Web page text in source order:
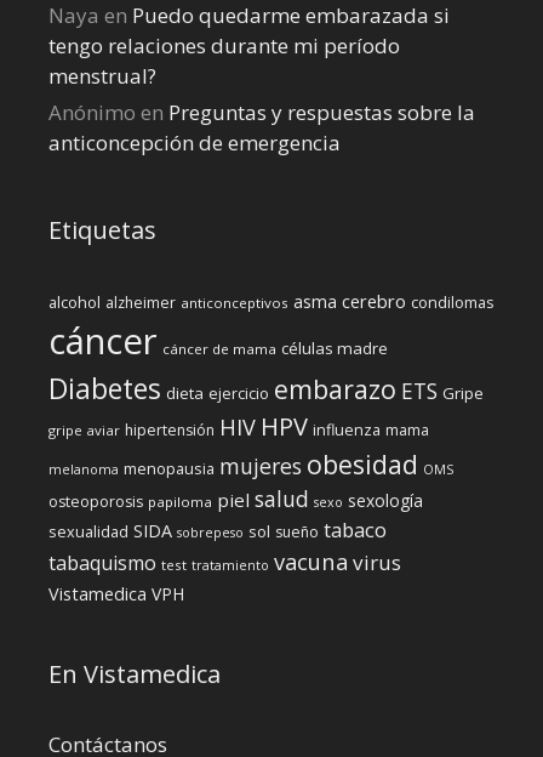
Naya en Puedo quedarme embarazada si
tengo relaciones durante mi perí­odo
menstrual?
Anónimo en Preguntas y respuestas sobre la
anticoncepción de emergencia
Etiquetas
alcohol alzheimer anticonceptivos asma cerebro condilomas
cáncer cáncer de mama células madre
Diabetes dieta ejercicio embarazo ETS Gripe
gripe aviar hipertensión HIV HPV influenza mama
melanoma menopausia mujeres obesidad OMS
osteoporosis papiloma piel salud sexo sexología
sexualidad SIDA sobrepeso sol sueño tabaco
tabaquismo test tratamiento vacuna virus
Vistamedica VPH
En Vistamedica
Contáctanos